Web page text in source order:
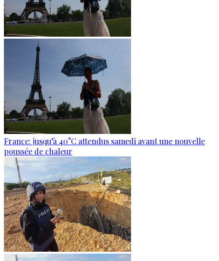
France: jusqu’à 40°C attendus samedi avant une nouvelle
poussée de chaleur